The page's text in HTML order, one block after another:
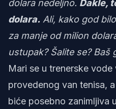
dolara nedeljno. Dakle,
dolara. Ali, kako god
za manje od milion
ustupak? Šalite se? Baš
Mari se u trenerske
provedenog van tenisa,
biće posebno zanimljiva